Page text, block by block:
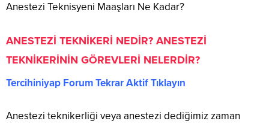
Anestezi Teknisyeni Maaşları Ne Kadar?
ANESTEZİ TEKNİKERİ NEDİR? ANESTEZİ
TEKNİKERİNİN GÖREVLERİ NELERDİR?
Tercihiniyap Forum Tekrar Aktif Tıklayın
Anestezi teknikerliği veya anestezi dediğimiz zaman